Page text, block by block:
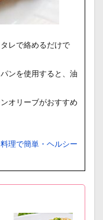
レで絡めるだけで
ンを使用すると、油
オリーブがおすすめ
理で簡単・ヘルシー